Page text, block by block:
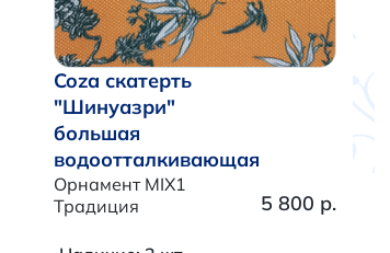
Coza скатерть
"Шинуазри"
большая
водоотталкивающая
Орнамент MIX1
Традиция
5 800 р.